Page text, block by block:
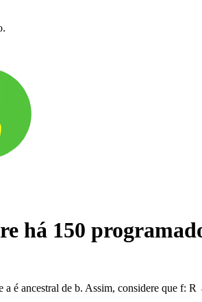
há 150
a é ancestral de b. Assim, considere que f: